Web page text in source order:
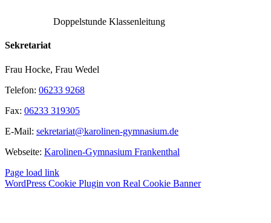
Doppelstunde Klassenleitung
Sekretariat
Frau Hocke, Frau Wedel
Telefon: 06233 9268
Fax: 06233 319305
E-Mail: sekretariat@karolinen-gymnasium.de
Webseite: Karolinen-Gymnasium Frankenthal
Page load link
WordPress Cookie Plugin von Real Cookie Banner